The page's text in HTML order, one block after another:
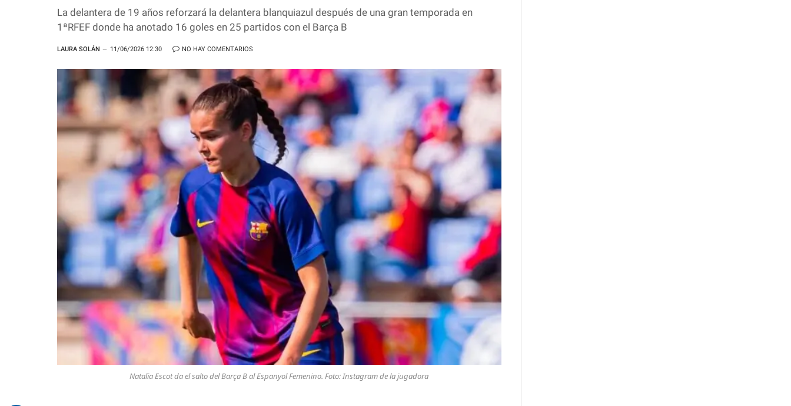
La delantera de 19 años reforzará la delantera blanquiazul después de una gran temporada en
1ªRFEF donde ha anotado 16 goles en 25 partidos con el Barça B
LAURA SOLÁN 11/06/2026 12:30 NO HAY COMENTARIOS
Natalia Escot da el salto del Barça B al Espanyol Femenino. Foto: Instagram de la jugadora